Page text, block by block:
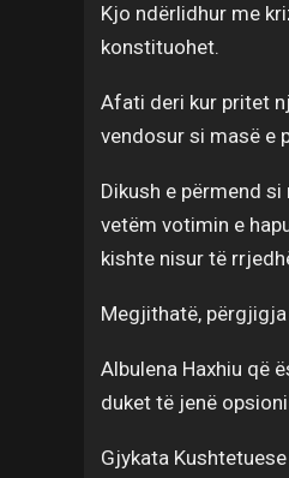
Kjo ndërlidhur me
konstituohet.
Afati deri kur pritet
vendosur si masë e
Dikush e përmend
vetëm votimin e
kishte nisur të
Megjithatë,
Albulena Haxhiu që
duket të jenë
Gjykata